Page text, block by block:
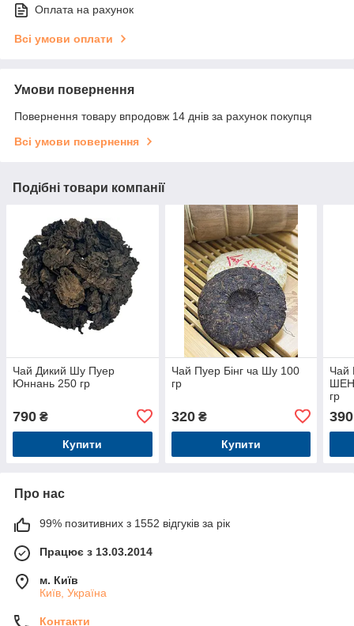
Оплата на рахунок
Всі умови оплати
Умови повернення
Повернення товару впродовж 14 днів за рахунок покупця
Всі умови повернення
Подібні товари компанії
Чай Дикий Шу Пуер
Юннань 250 гр
790 ₴
Купити
Чай Пуер Бінг ча Шу 100
гр
320₴
Купити
Чай
ШЕН
гр
390
Про нас
99% позитивних з 1552 відгуків за рік
Працює з 13.03.2014
м. Київ
Київ, Україна
Контакти